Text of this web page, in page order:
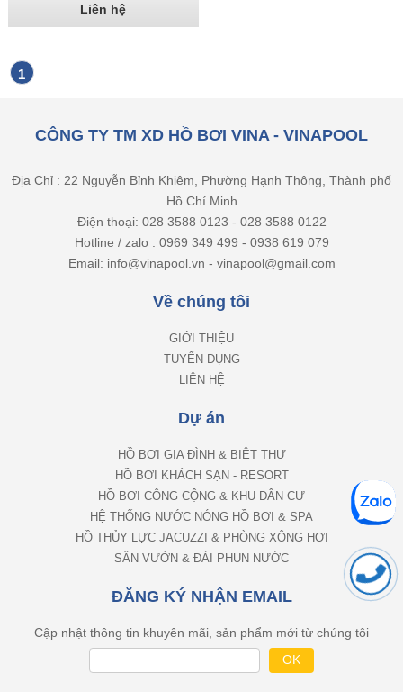
Liên hệ
1
CÔNG TY TM XD HỒ BƠI VINA - VINAPOOL
Địa Chỉ : 22 Nguyễn Bỉnh Khiêm, Phường Hạnh Thông, Thành phố
Hồ Chí Minh
Điện thoại: 028 3588 0123 - 028 3588 0122
Hotline / zalo : 0969 349 499 - 0938 619 079
Email: info@vinapool.vn - vinapool@gmail.com
Về chúng tôi
GIỚI THIỆU
TUYỂN DỤNG
LIÊN HỆ
Dự án
HỒ BƠI GIA ĐÌNH & BIỆT THỰ
HỒ BƠI KHÁCH SẠN - RESORT
HỒ BƠI CÔNG CỘNG & KHU DÂN CƯ
HỆ THỐNG NƯỚC NÓNG HỒ BƠI & SPA
HỒ THỦY LỰC JACUZZI & PHÒNG XÔNG HƠI
SÂN VƯỜN & ĐÀI PHUN NƯỚC
ĐĂNG KÝ NHẬN EMAIL
Cập nhật thông tin khuyên mãi, sản phẩm mới từ chúng tôi